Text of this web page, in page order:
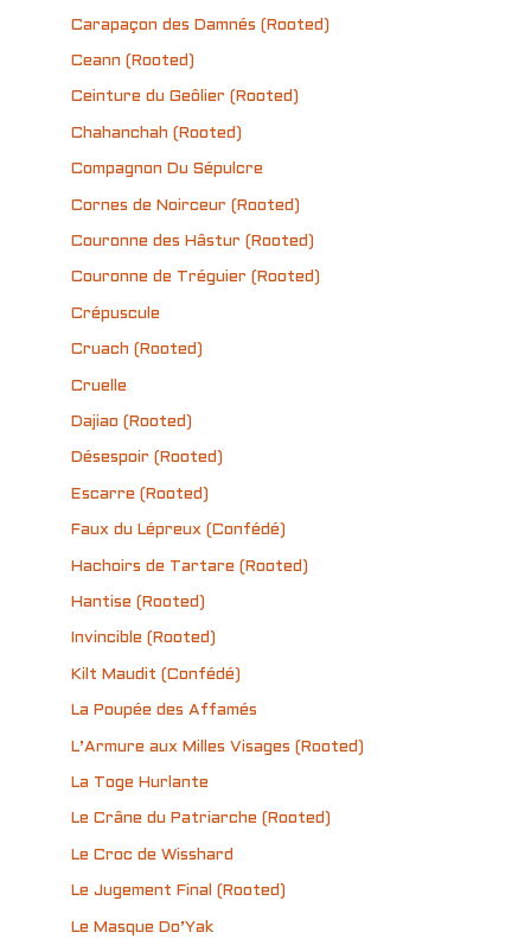
Carapaçon des Damnés (Rooted)
Ceann (Rooted)
Ceinture du Geôlier (Rooted)
Chahanchah (Rooted)
Compagnon Du Sépulcre
Cornes de Noirceur (Rooted)
Couronne des Hâstur (Rooted)
Couronne de Tréguier (Rooted)
Crépuscule
Cruach (Rooted)
Cruelle
Dajiao (Rooted)
Désespoir (Rooted)
Escarre (Rooted)
Faux du Lépreux (Confédé)
Hachoirs de Tartare (Rooted)
Hantise (Rooted)
Invincible (Rooted)
Kilt Maudit (Confédé)
La Poupée des Affamés
L’Armure aux Milles Visages (Rooted)
La Toge Hurlante
Le Crâne du Patriarche (Rooted)
Le Croc de Wisshard
Le Jugement Final (Rooted)
Le Masque Do’Yak